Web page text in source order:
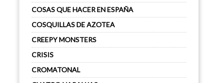
COSAS QUE HACER EN ESPAÑA
COSQUILLAS DE AZOTEA
CREEPY MONSTERS
CRISIS
CROMATONAL